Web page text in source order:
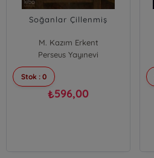
Soğanlar Çillenmiş
M. Kazım Erkent
Perseus Yayınevi
Stok : 0
₺596,00